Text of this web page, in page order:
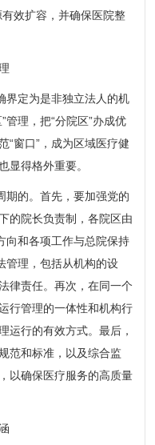
效扩容，并确保医院整
定为是非独立法人的机
管理，把“分院区”办成优
“窗口”，成为区域医疗健
显得格外重要。
的。首先，要加强党的
的院长负责制，各院区由
向和各项工作与总院保持
管理，包括从机构的设
律责任。再次，在同一个
行管理的一体性和机构行
运行的有效方式。最后，
范和标准，以及综合监
以确保医疗服务的高质量